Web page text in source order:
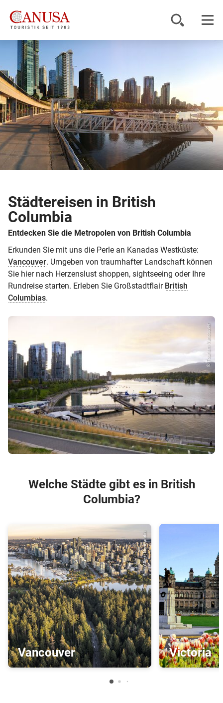
Reiseziele
Reisearten
Inspiration
Service
Städtereisen in British
Columbia
Entdecken Sie die Metropolen von British Columbia
Erkunden Sie mit uns die Perle an Kanadas Westküste:
Vancouver. Umgeben von traumhafter Landschaft können
Sie hier nach Herzenslust shoppen, sightseeing oder Ihre
Rundreise starten. Erleben Sie Großstadtflair British
Columbias.
© Tourism Vancouver
Welche Städte gibt es in British
Columbia?
Vancouver
© Albert Normandin
Victoria